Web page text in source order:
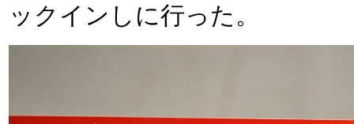
ックインしに行った。